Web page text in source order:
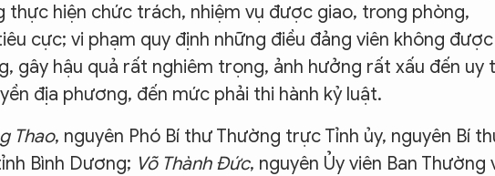
thực hiện chức trách, nhiệm vụ được giao, trong phòng,
cực; vi phạm quy định những điều đảng viên không được
gây hậu quả rất nghiêm trọng, ảnh hưởng rất xấu đến uy
địa phương, đến mức phải thi hành kỷ luật.
Thao, nguyên Phó Bí thư Thường trực Tỉnh ủy, nguyên Bí
Bình Dương; Võ Thành Đức, nguyên Ủy viên Ban Thường